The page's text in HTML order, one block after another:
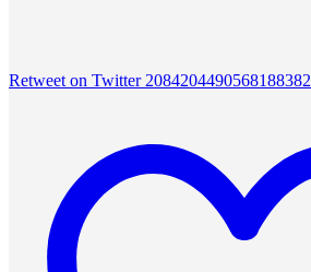
Retweet on Twitter 2084204490568188382